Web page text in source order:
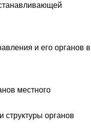
и его органов в
местного
органов